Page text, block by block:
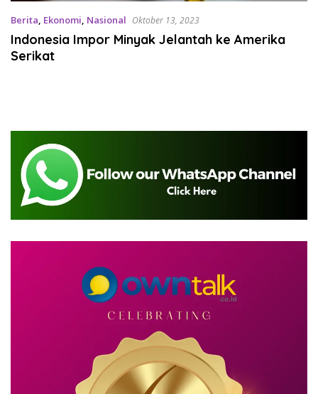
Berita, Ekonomi, Nasional Oktober 13, 2023
Indonesia Impor Minyak Jelantah ke Amerika
Serikat